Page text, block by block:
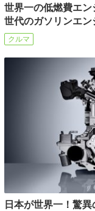
世界一の低燃費エ
世代のガソリンエン
クルマ
日本が世界一！驚